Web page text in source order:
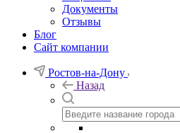
Документы
Отзывы
Блог
Сайт компании
Ростов-на-Дону
Назад